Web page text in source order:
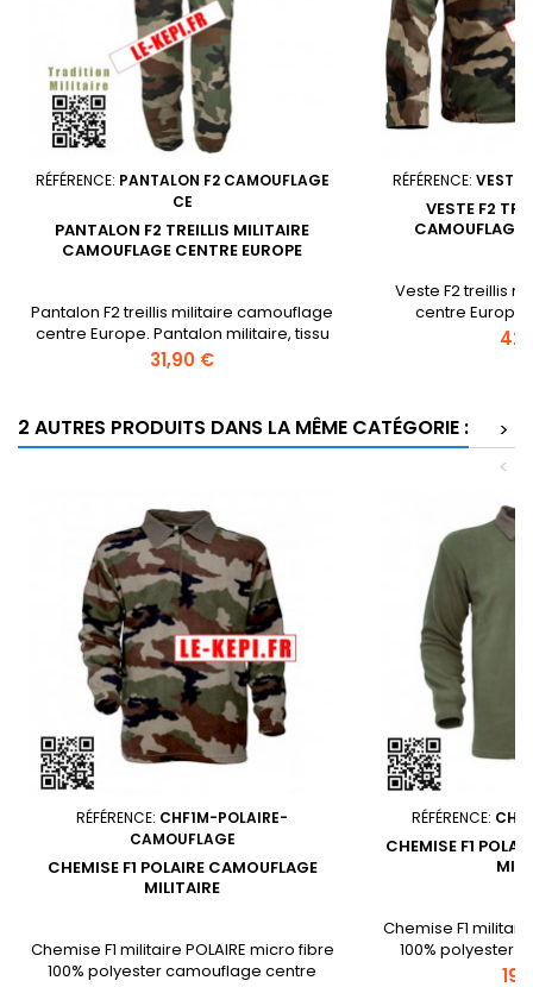
RÉFÉRENCE: PANTALON F2 CAMOUFLAGE
CE
PANTALON F2 TREILLIS MILITAIRE
CAMOUFLAGE CENTRE EUROPE
Pantalon F2 treillis militaire camouflage
centre Europe. Pantalon militaire, tissu
65% coton et 35% polyester, 2 poches
élastique au choix (voir liste).
Prix
31,90 €
RÉFÉRENCE: VESTE
VESTE F2
CAMOUFLAGE
Veste F2 treillis
centre Europe.
polyester - 290
Prix
2 AUTRES PRODUITS DANS LA MÊME CATÉGORIE :
>
<
RÉFÉRENCE: CHF1M-POLAIRE-
CAMOUFLAGE
CHEMISE F1 POLAIRE CAMOUFLAGE
MILITAIRE
Chemise F1 militaire POLAIRE micro fibre
100% polyester camouflage centre
RÉFÉRENCE:
CHEMISE F1
Chemise F1
100% polyester
zippé en Prix